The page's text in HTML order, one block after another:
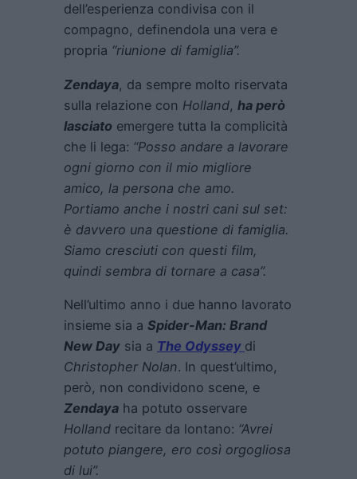
dell’esperienza condivisa con il
compagno, definendola una vera e
propria “riunione di famiglia”.
Zendaya, da sempre molto riservata
sulla relazione con Holland, ha però
lasciato emergere tutta la complicità
che li lega: “Posso andare a lavorare
ogni giorno con il mio migliore
amico, la persona che amo.
Portiamo anche i nostri cani sul set:
è davvero una questione di famiglia.
Siamo cresciuti con questi film,
quindi sembra di tornare a casa”.
Nell’ultimo anno i due hanno lavorato
insieme sia a Spider-Man: Brand
New Day sia a The Odyssey di
Christopher Nolan. In quest’ultimo,
però, non condividono scene, e
Zendaya ha potuto osservare
Holland recitare da lontano: “Avrei
potuto piangere, ero così orgogliosa
di lui”.